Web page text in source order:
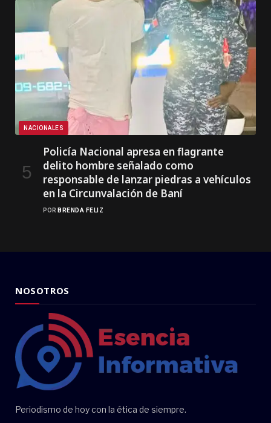
NACIONALES
Policía Nacional apresa en flagrante
delito hombre señalado como
responsable de lanzar piedras a vehículos
en la Circunvalación de Baní
POR BRENDA FELIZ
NOSOTROS
Periodismo de hoy con la ética de siempre.